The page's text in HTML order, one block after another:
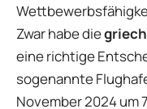
Zwar habe die
eine richtige
sogenannte
November 2024 um